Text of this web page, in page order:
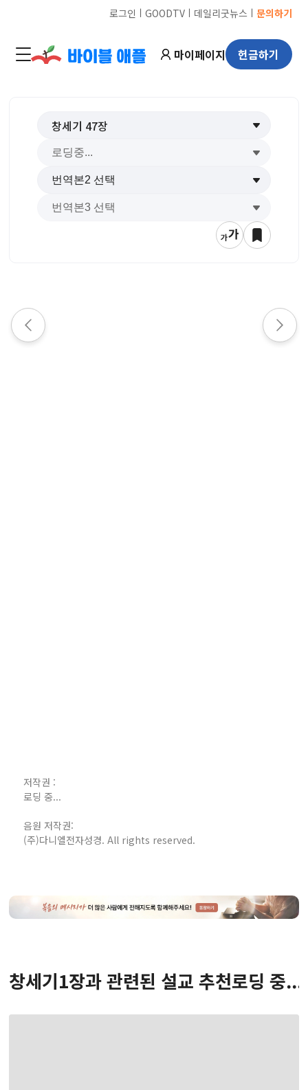
로그인 ㅣ GOODTVㅣ 데일리굿뉴스 ㅣ 문의하기
마이페이지 헌금하기
창세기 47장
저작권 :
로딩 중...
음원 저작권:
(주)다니엘전자성경. All rights reserved.
창세기1장과 관련된 설교 추천로딩 중...